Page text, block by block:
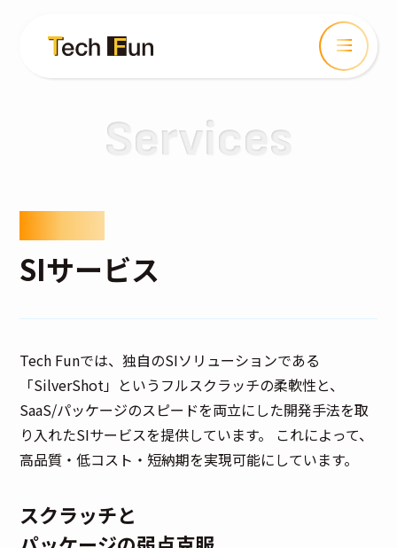
Services
SIサービス
Tech Funでは、独自のSIソリューションである
「SilverShot」というフルスクラッチの柔軟性と、
SaaS/パッケージのスピードを両立にした開発手法を取
り入れたSIサービスを提供しています。 これによって、
高品質・低コスト・短納期を実現可能にしています。
スクラッチと